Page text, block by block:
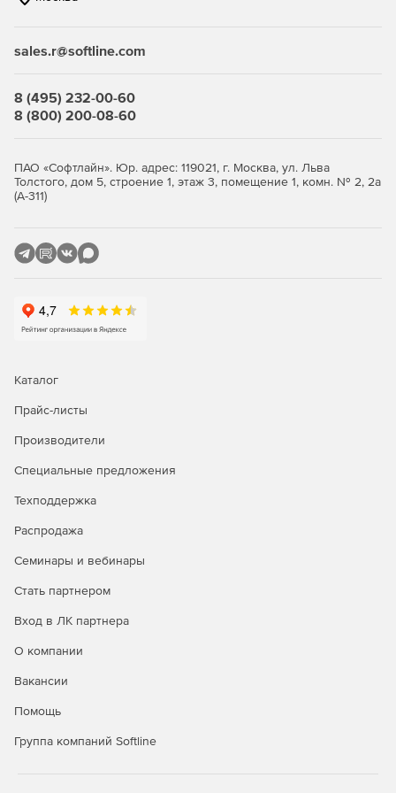
цене.
sales.r@softline.com
8 (495) 232-00-60
8 (800) 200-08-60
ПАО «Софтлайн». Юр. адрес: 119021, г. Москва, ул. Льва
Толстого, дом 5, строение 1, этаж 3, помещение 1, комн. № 2, 2а
(А-311)
Каталог
Прайс-листы
Производители
Специальные предложения
Техподдержка
Распродажа
Семинары и вебинары
Стать партнером
Вход в ЛК партнера
О компании
Вакансии
Помощь
Группа компаний Softline